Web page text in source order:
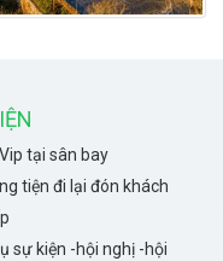
tại sân bay
tiện đi lại đón khách
sự kiện -hội nghị -hội